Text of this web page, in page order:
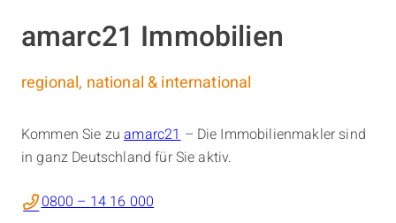
amarc21 Immobilien
regional, national & international
Kommen Sie zuamarc21– Die Immobilienmakler sind
in ganz Deutschland für Sie aktiv.
0800 – 14 16 000